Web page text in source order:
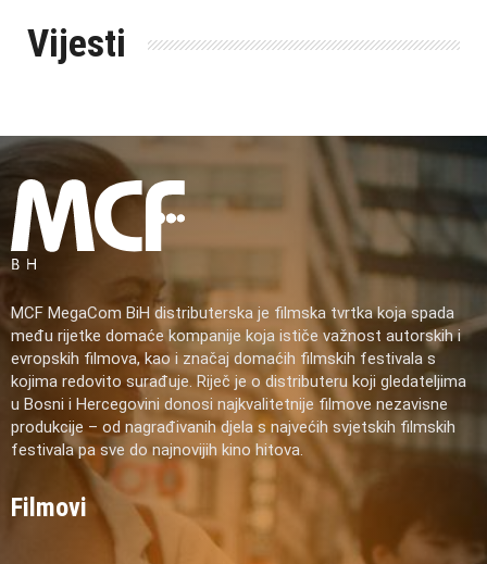
Vijesti
MCF MegaCom BiH distributerska je filmska tvrtka koja spada
među rijetke domaće kompanije koja ističe važnost autorskih i
evropskih filmova, kao i značaj domaćih filmskih festivala s
kojima redovito surađuje. Riječ je o distributeru koji gledateljima
u Bosni i Hercegovini donosi najkvalitetnije filmove nezavisne
produkcije – od nagrađivanih djela s najvećih svjetskih filmskih
festivala pa sve do najnovijih kino hitova.
Filmovi